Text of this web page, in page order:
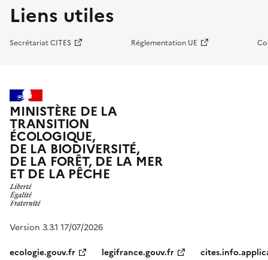
Liens utiles
Secrétariat CITES Réglementation UE
MINISTÈRE DE LA
TRANSITION
ÉCOLOGIQUE,
DE LA BIODIVERSITÉ,
DE LA FORÊT, DE LA MER
ET DE LA PÊCHE
Version 3.3.1 17/07/2026
ecologie.gouv.fr
legifrance.gouv.fr